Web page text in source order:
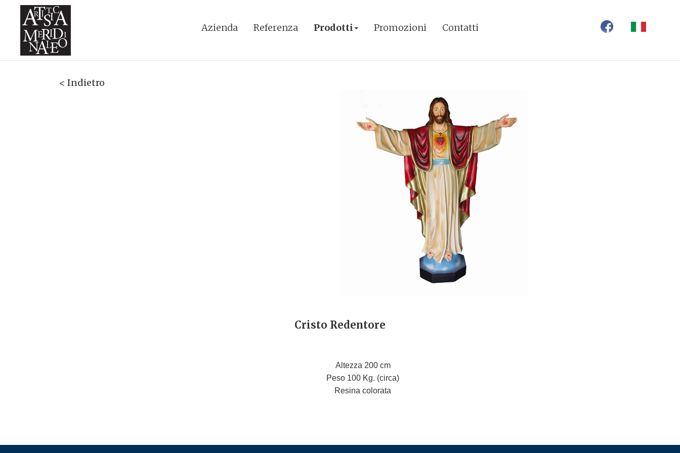
Azienda Referenza Prodotti Promozioni Contatti
< Indietro
Cristo Redentore
Altezza 200 cm
Peso 100 Kg. (circa)
Resina colorata